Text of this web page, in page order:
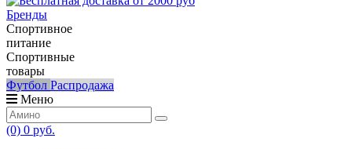
Бренды
Спортивное
питание
Спортивные
товары
Футбол Распродажа
Меню
(0) 0 руб.